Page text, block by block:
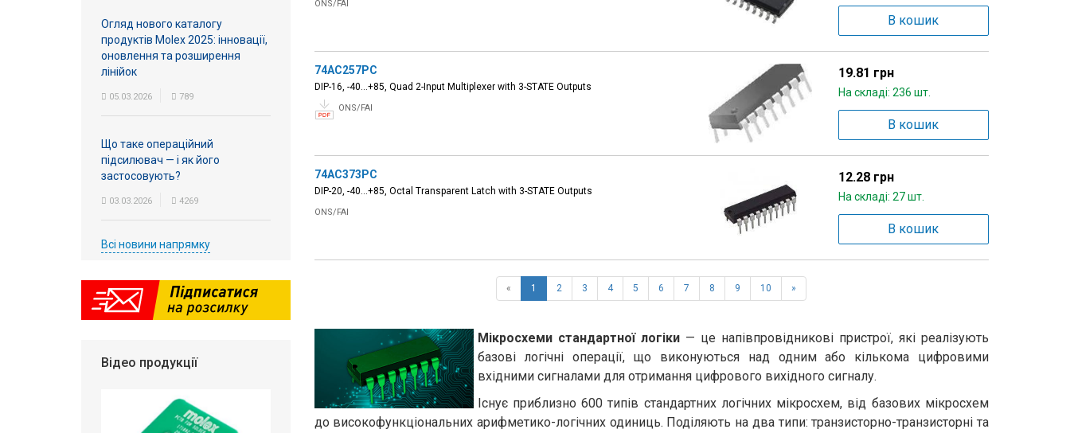
ONS/FAI
В кошик
74AC257PC
DIP-16, -40...+85, Quad 2-Input Multiplexer with 3-STATE Outputs
ONS/FAI
19.81 грн
На складі: 236 шт.
В кошик
74AC373PC
DIP-20, -40...+85, Octal Transparent Latch with 3-STATE Outputs
ONS/FAI
12.28 грн
На складі: 27 шт.
В кошик
« 1 2 3 4 5 6 7 8 9 10 »
Мікросхеми стандартної логіки— це напівпровідникові пристрої, які реалізують
базові логічні операції, що виконуються над одним або кількома цифровими
вхідними сигналами для отримання цифрового вихідного сигналу.
Існує приблизно 600 типів стандартних логічних мікросхем, від базових мікросхем
до високофункціональних арифметико-логічних одиниць. Поділяють на два типи: транзисторно-транзисторні та
Огляд нового каталогу
продуктів Molex 2025: інновації,
оновлення та розширення
лінійок
05.03.2026 789
Що таке операційний
підсилювач — і як його
застосовують?
03.03.2026 4269
Всі новини напрямку
Відео продукції